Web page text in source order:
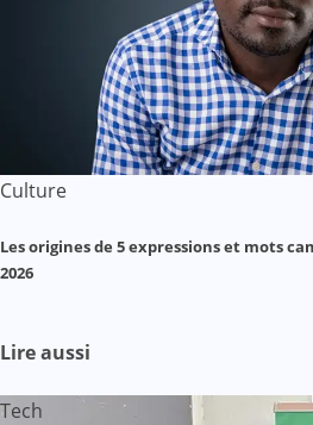
Culture
Les origines de 5 expressions et mots
2026
Lire aussi
Tech